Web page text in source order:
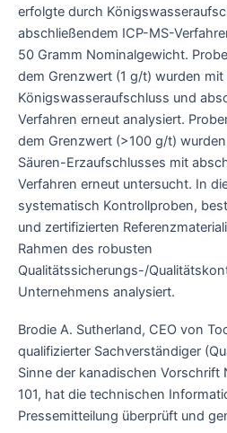
erfolgte durch
abschließendem ICP-MS-
50 Gramm Nominalgewicht.
dem Grenzwert (1 g/t) wurden
Königswasseraufschluss und
Verfahren erneut analysiert.
dem Grenzwert (>100 g/t)
Säuren-Erzaufschlusses mit
Verfahren erneut untersucht. In
systematisch Kontrollproben,
und zertifizierten
Rahmen des robusten
Qualitätssicherungs-/
Unternehmens analysiert.
Brodie A. Sutherland, CEO von
qualifizierter Sachverständiger
Sinne der kanadischen
101, hat die technischen
Pressemitteilung überprüft und